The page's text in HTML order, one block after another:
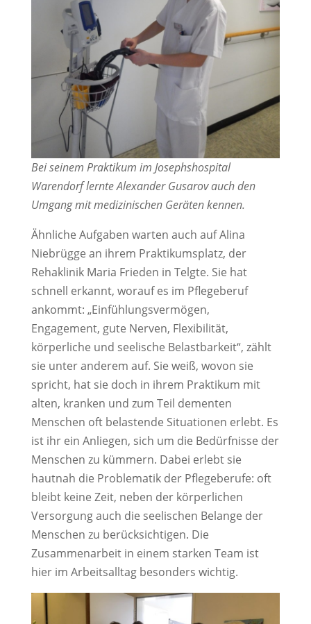
Bei seinem Praktikum im Josephshospital
Warendorf lernte Alexander Gusarov auch den
Umgang mit medizinischen Geräten kennen.
Ähnliche Aufgaben warten auch auf Alina
Niebrügge an ihrem Praktikumsplatz, der
Rehaklinik Maria Frieden in Telgte. Sie hat
schnell erkannt, worauf es im Pflegeberuf
ankommt: „Einfühlungsvermögen,
Engagement, gute Nerven, Flexibilität,
körperliche und seelische Belastbarkeit“, zählt
sie unter anderem auf. Sie weiß, wovon sie
spricht, hat sie doch in ihrem Praktikum mit
alten, kranken und zum Teil dementen
Menschen oft belastende Situationen erlebt. Es
ist ihr ein Anliegen, sich um die Bedürfnisse der
Menschen zu kümmern. Dabei erlebt sie
hautnah die Problematik der Pflegeberufe: oft
bleibt keine Zeit, neben der körperlichen
Versorgung auch die seelischen Belange der
Menschen zu berücksichtigen. Die
Zusammenarbeit in einem starken Team ist
hier im Arbeitsalltag besonders wichtig.